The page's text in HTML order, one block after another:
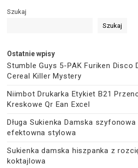
Szukaj
Szukaj
Ostatnie wpisy
Stumble Guys 5-PAK Furiken Disco
Cereal Killer Mystery
Niimbot Drukarka Etykiet B21
Kreskowe Qr Ean Excel
Długa Sukienka Damska
efektowna stylowa
Sukienka damska hiszpanka z
koktajlowa